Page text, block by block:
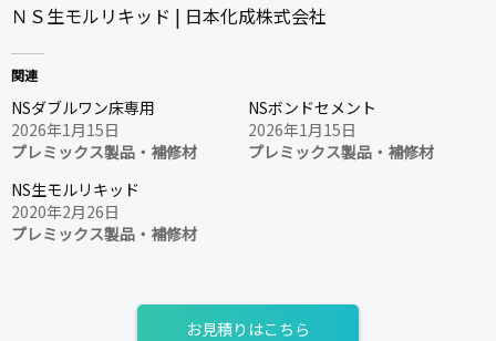
ＮＳ生モルリキッド | 日本化成株式会社
関連
NSダブルワン床専用
2026年1月15日
プレミックス製品・補修材
NSボンドセメント
2026年1月15日
プレミックス製品・補修材
NS生モルリキッド
2020年2月26日
プレミックス製品・補修材
お見積りはこちら